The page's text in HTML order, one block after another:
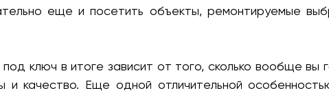
еще и посетить объекты, ремонтируемые
ключ в итоге зависит от того, сколько вообще вы
и качество. Еще одной отличительной